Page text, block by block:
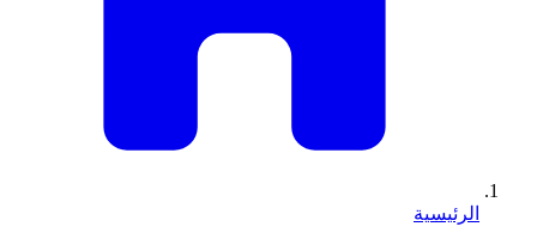
الرئيسية